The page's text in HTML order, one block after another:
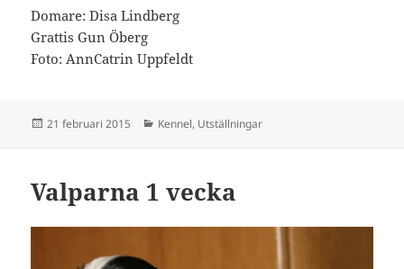
Domare: Disa Lindberg
Grattis Gun Öberg
Foto: AnnCatrin Uppfeldt
Postat
21 februari 2015 Kategorier
Kennel, Utställningar
Valparna 1 vecka